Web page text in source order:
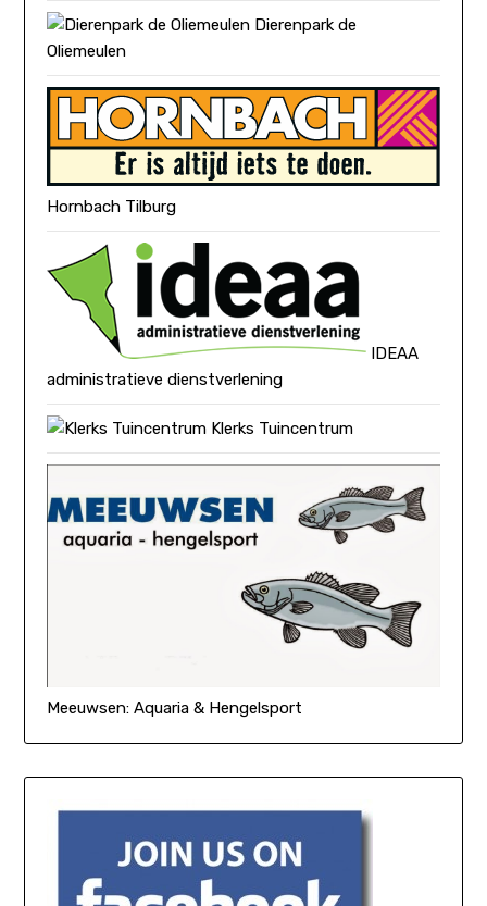
Dierenpark de
Oliemeulen
Hornbach Tilburg
IDEAA
administratieve dienstverlening
Klerks Tuincentrum
Meeuwsen: Aquaria & Hengelsport